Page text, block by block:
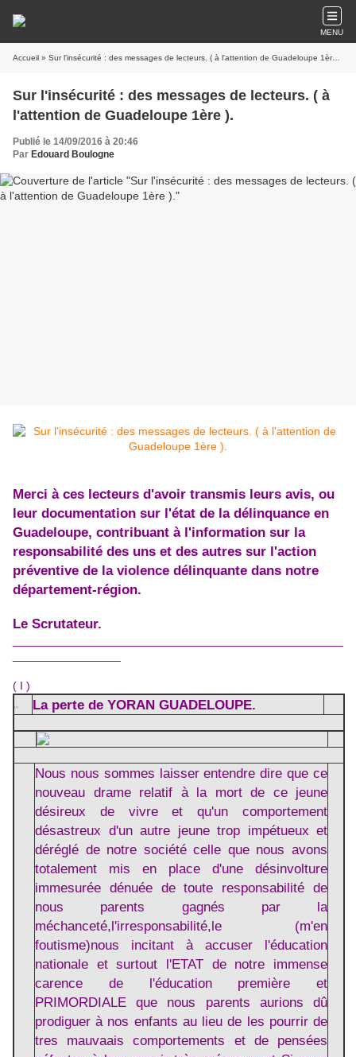
MENU
Accueil » Sur l'insécurité : des messages de lecteurs. ( à l'attention de Guadeloupe 1ère ).
Sur l'insécurité : des messages de lecteurs. ( à
l'attention de Guadeloupe 1ère ).
Publié le 14/09/2016 à 20:46
Par Edouard Boulogne
Merci à ces lecteurs d'avoir transmis leurs avis, ou
leur documentation sur l'état de la délinquance en
Guadeloupe, contribuant à l'information sur la
responsabilité des uns et des autres sur l'action
préventive de la violence délinquante dans notre
département-région.
Le Scrutateur.
( I )
La perte de YORAN GUADELOUPE.
Nous nous sommes laisser entendre dire que ce
nouveau drame relatif à la mort de ce jeune
désireux de vivre et qu'un comportement
désastreux d'un autre jeune trop impétueux et
déréglé de notre société celle que nous avons
totalement mis en place d'une désinvolture
immesurée dénuée de toute responsabilité de
nous parents gagnés par la
méchanceté,l'irresponsabilité,le (m'en
foutisme)nous incitant à accuser l'éducation
nationale et surtout l'ETAT de notre immense
carence de l'éducation première et
PRIMORDIALE que nous parents aurions dû
prodiguer à nos enfants au lieu de les pourrir de
tres mauvaais comportements et de pensées